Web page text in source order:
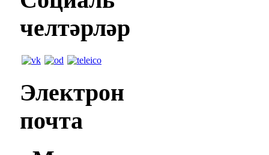
челтәрләр
Электрон
почта